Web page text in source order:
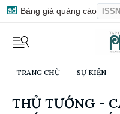
Bảng giá quảng cáo
TRANG CHỦ SỰ KIỆN
THỦ TƯỚNG -